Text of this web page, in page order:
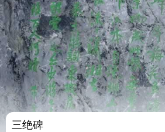
三绝碑
